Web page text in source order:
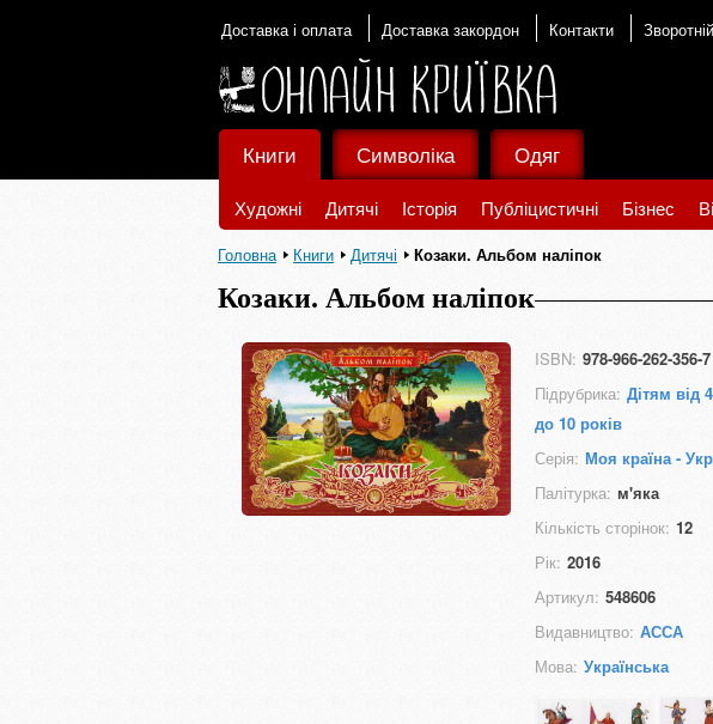
Доставка і оплата Доставка закордон Контакти
Книги
Художні Дитячі Історія Публіцистичні Бізнес
Символіка Одяг
Головна Книги Дитячі Козаки. Альбом наліпок
Козаки. Альбом наліпок
ISBN: 978-966-262-356-7
Підрубрика: Дітям від
до 10 років
Серія: Моя країна -
Палітурка: м'яка
Кількість сторінок: 12
Рік: 2016
Артикул: 548606
Видавництво: АССА
Мова: Українська